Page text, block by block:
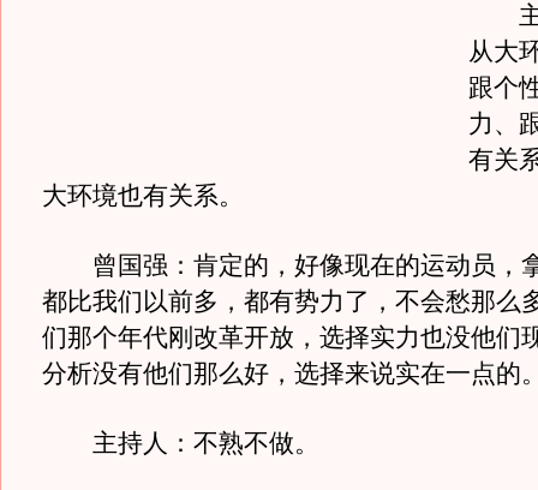
主
从大
跟个
力、
有关
大环境也有关系。
曾国强：肯定的，好像现在的运动员，
都比我们以前多，都有势力了，不会愁那么
们那个年代刚改革开放，选择实力也没他们
分析没有他们那么好，选择来说实在一点的
主持人：不熟不做。